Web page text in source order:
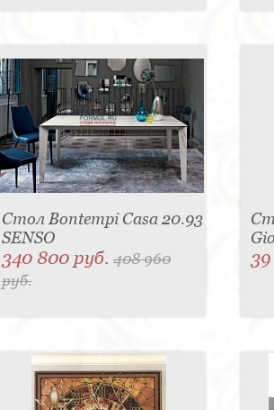
Стол Bontempi Casa 20.93
SENSO
340 800 руб. 408 960
руб.